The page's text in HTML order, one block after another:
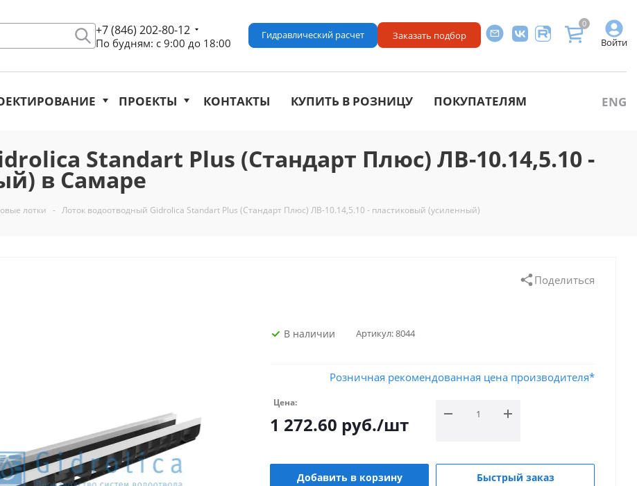
+7 (846) 202-80-12
По будням: с 9:00 до 18:00 Войти
0
Гидравлический расчет Заказать подбор
ПРОЕКТЫ КОНТАКТЫ КУПИТЬ В РОЗНИЦУ ПОКУПАТЕЛЯМ ENG
Standart Plus (Стандарт Плюс) ЛВ-10.14,5.10 -
в Самаре
лотки - Лоток водоотводный Gidrolica Standart Plus (Стандарт Плюс) ЛВ-10.14,5.10 - пластиковый (усиленный)
Поделиться
В наличии Артикул:8044
Розничная рекомендованная цена производителя*
Цена:
1 272.60 руб./шт
Добавить в корзину Быстрый заказ